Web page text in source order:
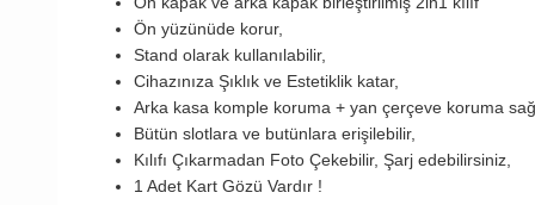
Ön yüzünüde korur,
Stand olarak kullanılabilir,
Cihazınıza Şıklık ve Estetiklik katar,
Arka kasa komple koruma + yan çerçeve koruma
Bütün slotlara ve butünlara erişilebilir,
Kılıfı Çıkarmadan Foto Çekebilir, Şarj edebilirsiniz,
1 Adet Kart Gözü Vardır !